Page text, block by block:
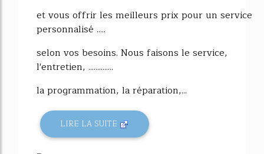
et vous offrir les meilleurs prix pour un service
personnalisé .....
selon vos besoins. Nous faisons le service,
l'entretien, ..............
la programmation, la réparation,...
LIRE LA SUITE